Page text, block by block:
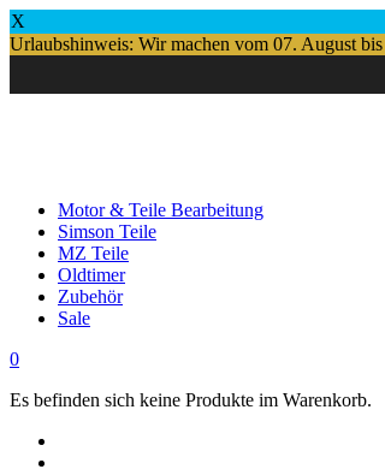
X
Urlaubshinweis: Wir machen vom 07. August
Motor & Teile Bearbeitung
Simson Teile
MZ Teile
Oldtimer
Zubehör
Sale
0
Es befinden sich keine Produkte im Warenkorb.